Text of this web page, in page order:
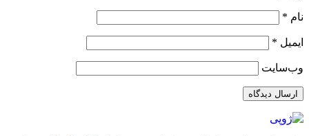
نام *
ایمیل *
وب‌سایت